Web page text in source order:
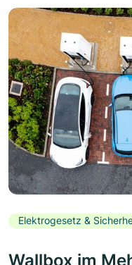
Elektrogesetz &
Wallbox im